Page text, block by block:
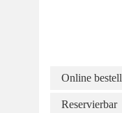
Online
Reservierbar